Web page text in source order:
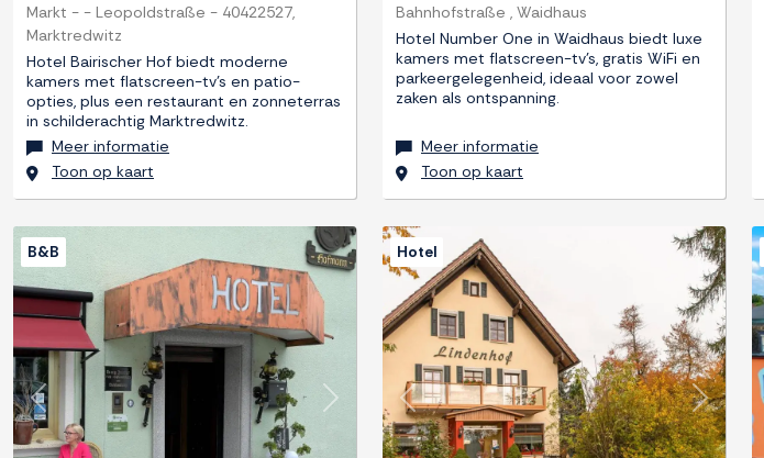
Markt - - Leopoldstraße - 40422527,
Marktredwitz
Hotel Bairischer Hof biedt moderne
kamers met flatscreen-tv's en patio-
opties, plus een restaurant en zonneterras
in schilderachtig Marktredwitz.
Meer informatie
Toon op kaart
Bahnhofstraße , Waidhaus
Hotel Number One in Waidhaus biedt luxe
kamers met flatscreen-tv's, gratis WiFi en
parkeergelegenheid, ideaal voor zowel
zaken als ontspanning.
Meer informatie
Toon op kaart
Previous Next
B&B
Previous Next
Hotel